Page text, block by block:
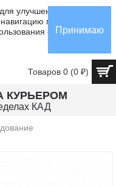
улучшения
по сайту,
cookie-
Принимаю
Товаров 0 (0 ₽)
КУРЬЕРОМ
КАД